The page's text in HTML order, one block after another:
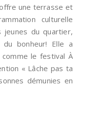
une terrasse et
culturelle
du quartier,
bonheur! Elle a
le festival À
« Lâche pas ta
démunies en